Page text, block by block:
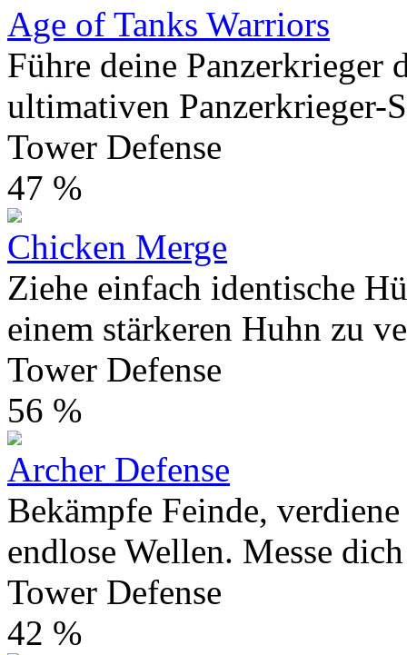
Age of Tanks Warriors
Führe deine Panzerkrieger
ultimativen Panzerkrieger-
Tower Defense
47 %
Chicken Merge
Ziehe einfach identische
einem stärkeren Huhn zu
Tower Defense
56 %
Archer Defense
Bekämpfe Feinde,
endlose Wellen. Messe
Tower Defense
42 %